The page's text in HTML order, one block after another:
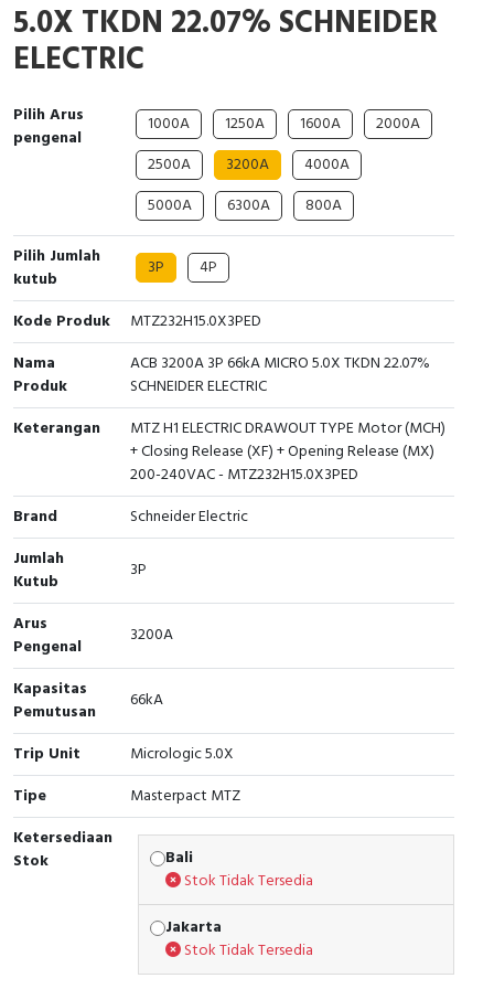
Interactive Flat Panel (IFP)
Extension Power Socket
Vacuum
EcoStruxure Terminal Expert
Pendant / Crane Controller
Panel Kendali
Selector Iluminasi
Flash Buzzers
Potensiometer
Joystick Controller
Foot Switch
Tower Light
Accessories
Exlhoist / Wireless Crane Controller
Cable Operated Switch
Signalling Columns
Safety Sensors
Pressure Switch
Ultrasonic & Rotary Encoder
Limit Switch
Inductive Sensors
Photoelectric
Terminal Block
Engsel / Hinge
Industrial Plug & Socket
MCB Box
Motion Sensors
Accessories
Accessories Elektrikal
Panel Box
Inverter
FRENIC
Electric Motor
Testers
Compact Data Loggers
Field Measuring
5.0X TKDN 22.07% SCHNEIDER
ELECTRIC
Pilih Arus
pengenal
1000A 1250A 1600A
2000A
2500A
3200A
4000A
5000A
6300A
800A
Pilih Jumlah
kutub
3P 4P
Kode Produk
MTZ232H15.0X3PED
Nama
Produk
ACB 3200A 3P 66kA MICRO 5.0X TKDN 22.07%
SCHNEIDER ELECTRIC
Keterangan
MTZ H1 ELECTRIC DRAWOUT TYPE Motor (MCH)
+ Closing Release (XF) + Opening Release (MX)
200-240VAC - MTZ232H15.0X3PED
Brand
Schneider Electric
Jumlah
Kutub
3P
Arus
Pengenal
3200A
Kapasitas
Pemutusan
66kA
Trip Unit
Micrologic 5.0X
Tipe
Masterpact MTZ
Ketersediaan
Stok
Bali
Stok Tidak Tersedia
Jakarta
Stok Tidak Tersedia